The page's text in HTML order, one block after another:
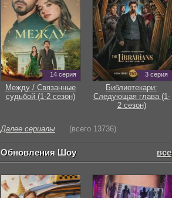
14 серия
Между / Связанные
судьбой (1-2 сезон)
3 серия
Библиотекари:
Следующая глава (1-
2 сезон)
Далее сериалы (всего 13736)
Обновления Шоу все